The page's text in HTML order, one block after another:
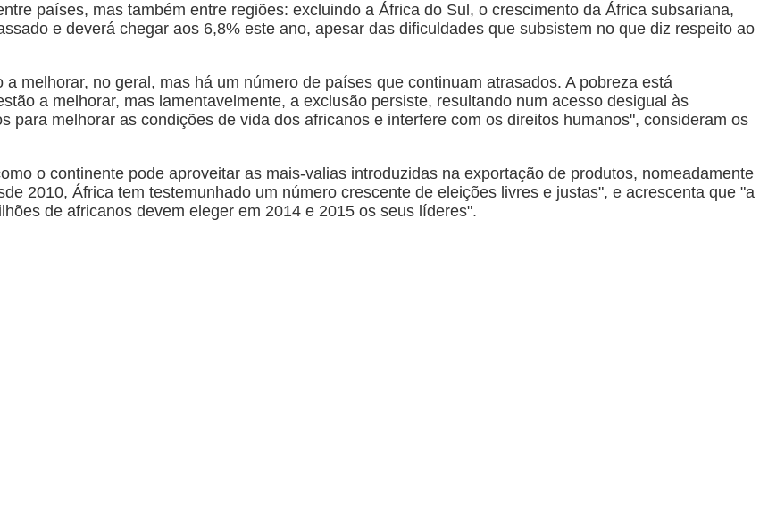
países, mas também entre regiões: excluindo a África do Sul, o crescimento da África subsariana,
e deverá chegar aos 6,8% este ano, apesar das dificuldades que subsistem no que diz respeito ao
melhorar, no geral, mas há um número de países que continuam atrasados. A pobreza está
a melhorar, mas lamentavelmente, a exclusão persiste, resultando num acesso desigual às
para melhorar as condições de vida dos africanos e interfere com os direitos humanos", consideram os
o continente pode aproveitar as mais-valias introduzidas na exportação de produtos, nomeadamente
2010, África tem testemunhado um número crescente de eleições livres e justas", e acrescenta que "a
de africanos devem eleger em 2014 e 2015 os seus líderes".